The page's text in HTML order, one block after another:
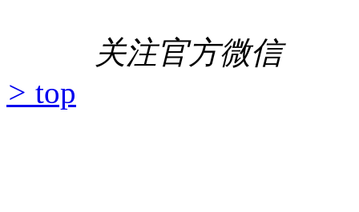
关注官方微信
> top